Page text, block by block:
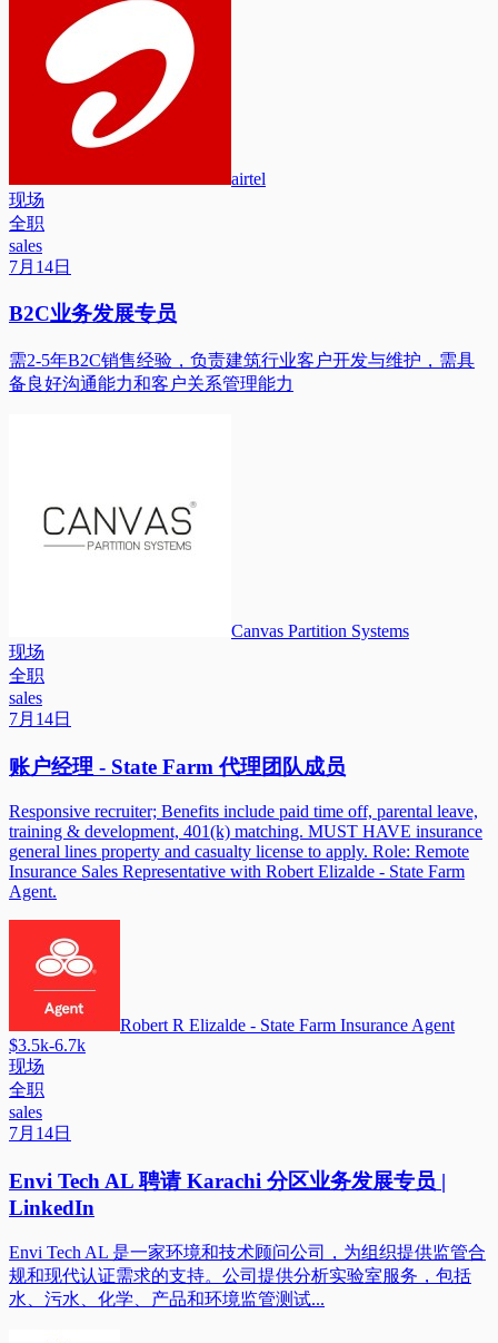
airtel
现场
全职
sales
7月14日
B2C业务发展专员
需2-5年B2C销售经验，负责建筑行业客户开发与维护，需具
备良好沟通能力和客户关系管理能力
Canvas Partition Systems
现场
全职
sales
7月14日
账户经理 - State Farm 代理团队成员
Responsive recruiter; Benefits include paid time off, parental leave,
training & development, 401(k) matching. MUST HAVE insurance
general lines property and casualty license to apply. Role: Remote
Insurance Sales Representative with Robert Elizalde - State Farm
Agent.
Robert R Elizalde - State Farm Insurance Agent
$3.5k-6.7k
现场
全职
sales
7月14日
Envi Tech AL 聘请 Karachi 分区业务发展专员 |
LinkedIn
Envi Tech AL 是一家环境和技术顾问公司，为组织提供监管合
规和现代认证需求的支持。公司提供分析实验室服务，包括
水、污水、化学、产品和环境监管测试...